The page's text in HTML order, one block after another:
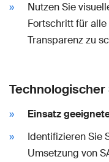
Nutzen Sie
Fortschritt für
Transparenz zu
Einsatz
Identifizieren Sie
Umsetzung von